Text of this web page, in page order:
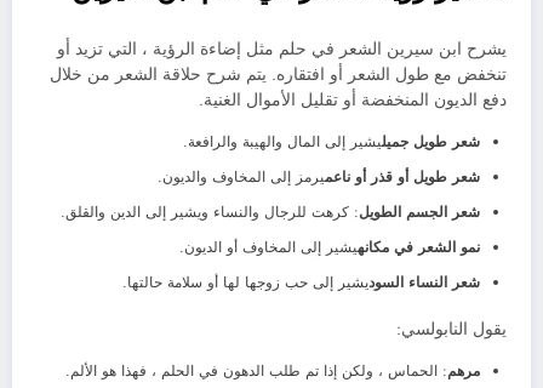
يشرح ابن سيرين الشعر في حلم مثل إضاءة الرؤية ، التي تزيد أو
تنخفض مع طول الشعر أو افتقاره. يتم شرح حلاقة الشعر من خلال
دفع الديون المنخفضة أو تقليل الأموال الغنية.
شعر طويل جميليشير إلى المال والهيبة والرافعة.
شعر طويل أو قذر أو ناعميرمز إلى المخاوف والديون.
شعر الجسم الطويل: كرهت للرجال والنساء ويشير إلى الدين والقلق.
نمو الشعر في مكانهيشير إلى المخاوف أو الديون.
شعر النساء السوديشير إلى حب زوجها لها أو سلامة حالتها.
يقول النابولسي:
مرهم: الحماس ، ولكن إذا تم طلب الدهون في الحلم ، فهذا هو الألم.